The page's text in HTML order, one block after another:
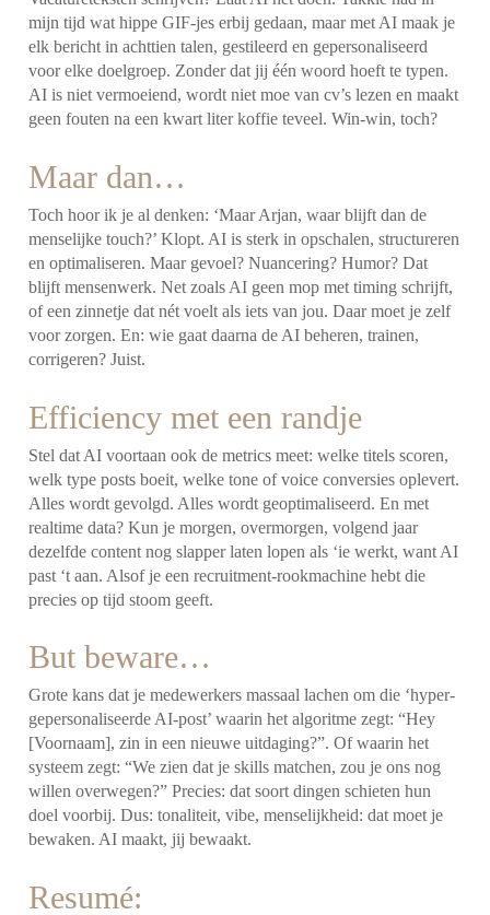
mijn tijd wat hippe GIF-jes erbij gedaan, maar met AI maak je
elk bericht in achttien talen, gestileerd en gepersonaliseerd
voor elke doelgroep. Zonder dat jij één woord hoeft te typen.
AI is niet vermoeiend, wordt niet moe van cv’s lezen en maakt
geen fouten na een kwart liter koffie teveel. Win-win, toch?
Maar dan…
Toch hoor ik je al denken: ‘Maar Arjan, waar blijft dan de
menselijke touch?’ Klopt. AI is sterk in opschalen, structureren
en optimaliseren. Maar gevoel? Nuancering? Humor? Dat
blijft mensenwerk. Net zoals AI geen mop met timing schrijft,
of een zinnetje dat nét voelt als iets van jou. Daar moet je zelf
voor zorgen. En: wie gaat daarna de AI beheren, trainen,
corrigeren? Juist.
Efficiency met een randje
Stel dat AI voortaan ook de metrics meet: welke titels scoren,
welk type posts boeit, welke tone of voice conversies oplevert.
Alles wordt gevolgd. Alles wordt geoptimaliseerd. En met
realtime data? Kun je morgen, overmorgen, volgend jaar
dezelfde content nog slapper laten lopen als ‘ie werkt, want AI
past ‘t aan. Alsof je een recruitment-rookmachine hebt die
precies op tijd stoom geeft.
But beware…
Grote kans dat je medewerkers massaal lachen om die ‘hyper-
gepersonaliseerde AI-post’ waarin het algoritme zegt: “Hey
[Voornaam], zin in een nieuwe uitdaging?”. Of waarin het
systeem zegt: “We zien dat je skills matchen, zou je ons nog
willen overwegen?” Precies: dat soort dingen schieten hun
doel voorbij. Dus: tonaliteit, vibe, menselijkheid: dat moet je
bewaken. AI maakt, jij bewaakt.
Resumé: